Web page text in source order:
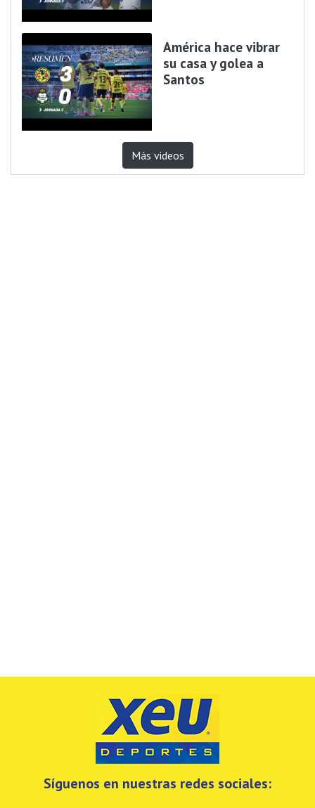
América hace vibrar
su casa y golea a
Santos
Más videos
Síguenos en nuestras redes sociales: